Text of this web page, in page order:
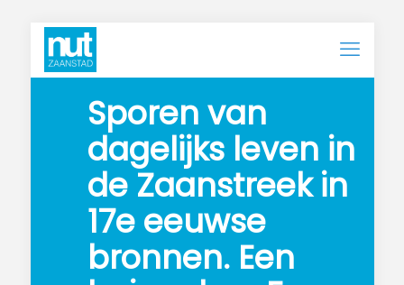
Sporen van
dagelijks leven in
de Zaanstreek in
17e eeuwse
bronnen. Een